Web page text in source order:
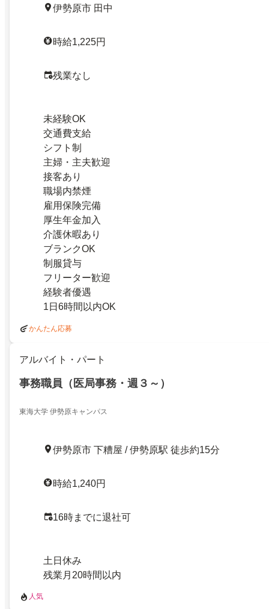
伊勢原市 田中
時給1,225円
残業なし
未経験OK
交通費支給
シフト制
主婦・主夫歓迎
接客あり
職場内禁煙
雇用保険完備
厚生年金加入
介護休暇あり
ブランクOK
制服貸与
フリーター歓迎
経験者優遇
1日6時間以内OK
かんたん応募
アルバイト・パート
事務職員（医局事務・週３～）
東海大学 伊勢原キャンパス
伊勢原市 下糟屋 / 伊勢原駅 徒歩約15分
時給1,240円
16時までに退社可
土日休み
残業月20時間以内
人気